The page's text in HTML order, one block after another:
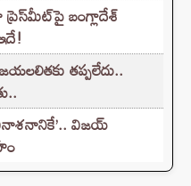
బంగ్లాదేశ్
తప్పలేదు..
విజయ్